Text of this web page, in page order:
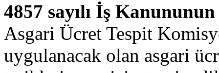
4857 sayılı İş Kanununun
Asgari Ücret Tespit
uygulanacak olan asgari